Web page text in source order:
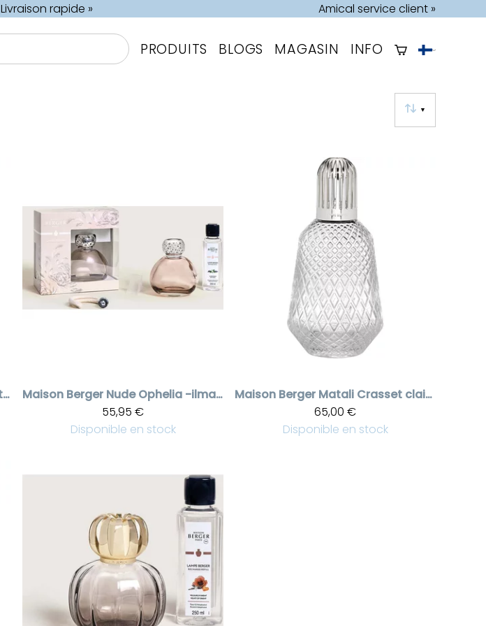
Livraison rapide » Amical service client »
PRODUITS BLOGS MAGASIN INFO
▼
Poltin ilmanpuhdistuslamppuun
Maison Berger
Nude Ophelia -ilmanpuhdistuslamppu lahjapakkaus
55,95 €
Disponible en stock
Maison Berger
Matali Crasset clair ilmanpuhdistuslamppu
65,00 €
Disponible en stock